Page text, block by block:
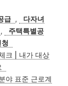
급 ,
다자녀
,
주택특별공
크 | 내가 대상
야 표준 근로계